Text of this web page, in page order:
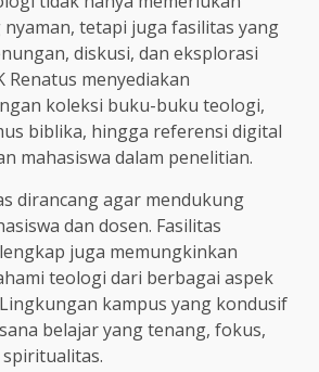
tetapi juga fasilitas yang
diskusi, dan eksplorasi
Renatus menyediakan
koleksi buku-buku teologi,
biblika, hingga referensi digital
mahasiswa dalam penelitian.
dirancang agar mendukung
dan dosen. Fasilitas
juga memungkinkan
teologi dari berbagai aspek
kampus yang kondusif
belajar yang tenang, fokus,